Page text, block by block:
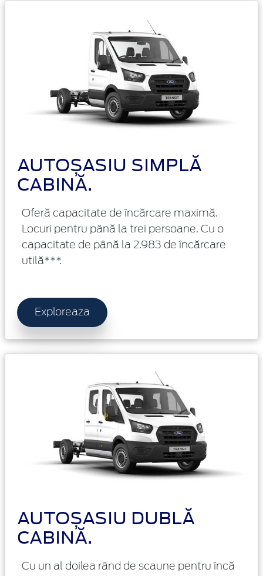
AUTOȘASIU SIMPLĂ
CABINĂ.
Oferă capacitate de încărcare maximă.
Locuri pentru până la trei persoane. Cu o
capacitate de până la 2.983 de încărcare
utilă***.
Exploreaza
AUTOȘASIU DUBLĂ
CABINĂ.
Cu un al doilea rând de scaune pentru încă